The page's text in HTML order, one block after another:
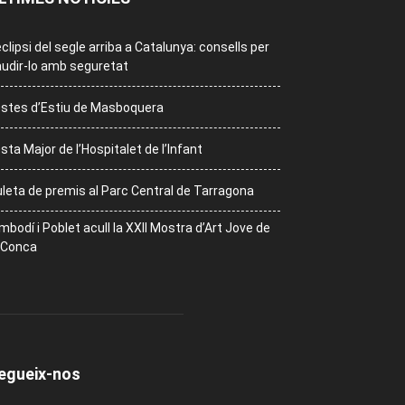
del segle arriba a Catalunya: consells per
lo amb seguretat
d’Estiu de Masboquera
Major de l’Hospitalet de l’Infant
de premis al Parc Central de Tarragona
i Poblet acull la XXII Mostra d’Art Jove de
Conca
nos